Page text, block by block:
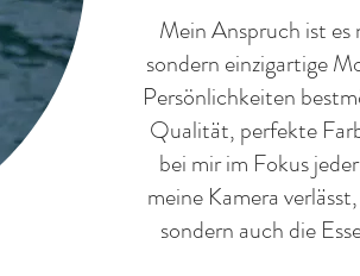
Mein Anspruch ist
sondern einzigartige
Persönlichkeiten
Qualität, perfekte
bei mir im Fokus
meine Kamera
sondern auch die